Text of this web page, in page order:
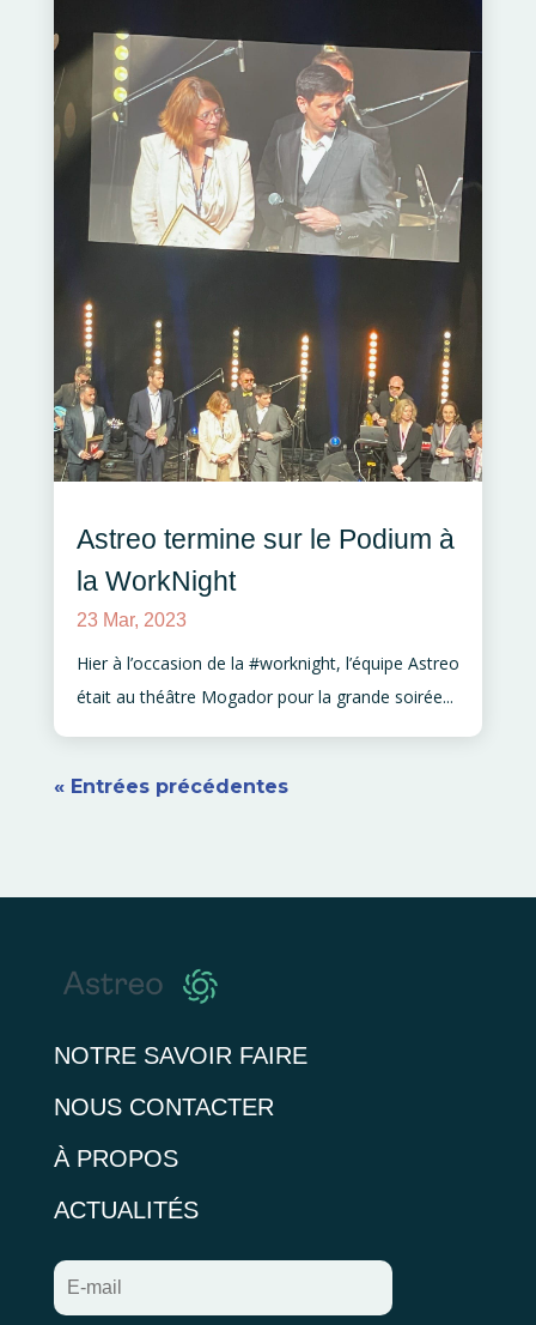
Astreo termine sur le Podium à
la WorkNight
23 Mar, 2023
Hier à l’occasion de la #worknight, l’équipe Astreo
était au théâtre Mogador pour la grande soirée...
« Entrées précédentes
NOTRE SAVOIR FAIRE
NOUS CONTACTER
À PROPOS
ACTUALITÉS